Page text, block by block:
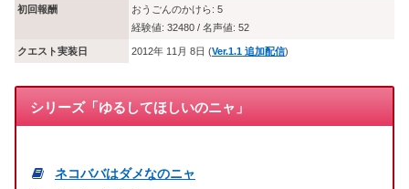
初回報酬
おうごんのかけら: 5
経験値: 32480 / 名声値: 52
クエスト実装日 2012年 11月 8日 (Ver.1.1 追加配信)
シリーズ「ゆるしてほしいのニャ」
ネコババはダメなのニャ